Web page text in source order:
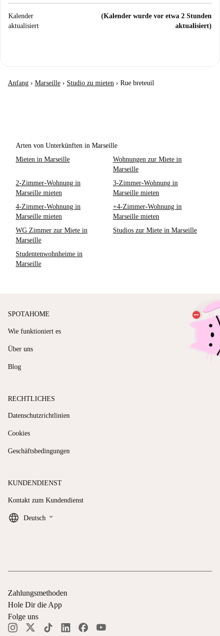
Kalender
aktualisiert
(Kalender wurde vor etwa 2 Stunden
aktualisiert)
Anfang › Marseille › Studio zu mieten › Rue breteuil
Arten von Unterkünften in Marseille
Mieten in Marseille
Wohnungen zur Miete in
Marseille
2-Zimmer-Wohnung in
Marseille mieten
3-Zimmer-Wohnung in
Marseille mieten
4-Zimmer-Wohnung in
Marseille mieten
+4-Zimmer-Wohnung in
Marseille mieten
WG Zimmer zur Miete in
Marseille
Studios zur Miete in Marseille
Studentenwohnheime in
Marseille
SPOTAHOME
Wie funktioniert es
Über uns
Blog
RECHTLICHES
Datenschutzrichtlinien
Cookies
Geschäftsbedingungen
KUNDENDIENST
Kontakt zum Kundendienst
Deutsch keyboard_arrow_down
Zahlungsmethoden
Hole Dir die App
Folge uns